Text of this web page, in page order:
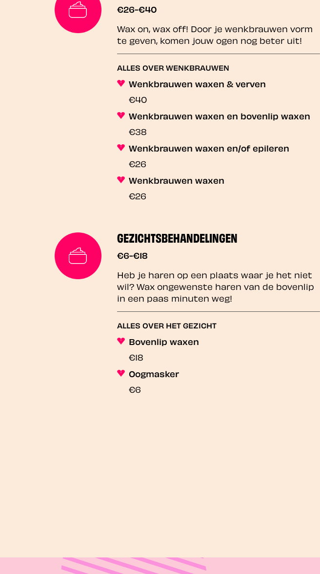
€26-€40
Wax on, wax off! Door je wenkbrauwen vorm
te geven, komen jouw ogen nog beter uit!
ALLES OVER WENKBRAUWEN
Wenkbrauwen waxen & verven
€40
Wenkbrauwen waxen en bovenlip waxen
€38
Wenkbrauwen waxen en/of epileren
€26
Wenkbrauwen waxen
€26
GEZICHTSBEHANDELINGEN
€6-€18
Heb je haren op een plaats waar je het niet
wil? Wax ongewenste haren van de bovenlip
in een paas minuten weg!
ALLES OVER HET GEZICHT
Bovenlip waxen
€18
Oogmasker
€6